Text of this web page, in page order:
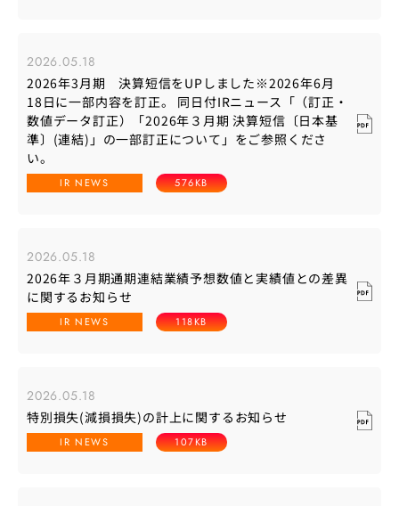
2026.05.18
2026年3月期 決算短信をUPしました※2026年6月
18日に一部内容を訂正。 同日付IRニュース「（訂正・
数値データ訂正）「2026年３月期 決算短信〔日本基
準〕(連結)」の一部訂正について」をご参照くださ
い。
IR NEWS 576KB
2026.05.18
2026年３月期通期連結業績予想数値と実績値との差異
に関するお知らせ
IR NEWS 118KB
2026.05.18
特別損失(減損損失)の計上に関するお知らせ
IR NEWS 107KB